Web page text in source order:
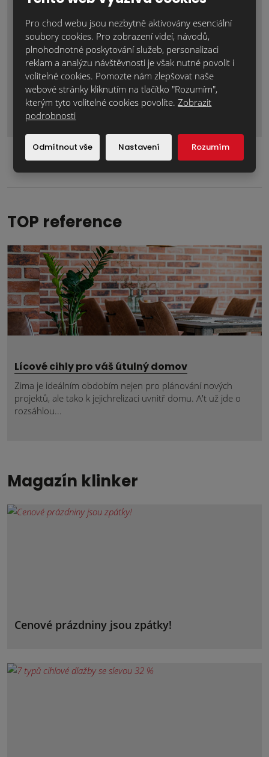
Odeslat zprávu
Formulář
se
nepodařilo
odeslat.
TOP reference
Lícové cihly pro váš útulný domov
Zima je ideálním obdobím nejen pro plánování nových
projektů, ale tako k jejichrelizaci uvnitř domu. A't už jde o
rozsáhlou...
Magazín klinker
Cenové prázdniny jsou zpátky!
Pro chod webu jsou nezbytně aktivovány esenciální
soubory cookies. Pro zobrazení videí, návodů,
plnohodnotné poskytování služeb, personalizaci
reklam a analýzu návštěvnosti je však nutné povolit i
volitelné cookies. Pomozte nám zlepšovat naše
webové stránky kliknutím na tlačítko "Rozumím",
kterým tyto volitelné cookies povolíte.Zobrazit
podrobnosti
Odmítnout vše Nastavení Rozumím